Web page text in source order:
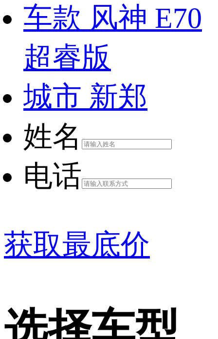
车款 风神 E70
超睿版
城市 新郑
姓名
电话
获取最底价